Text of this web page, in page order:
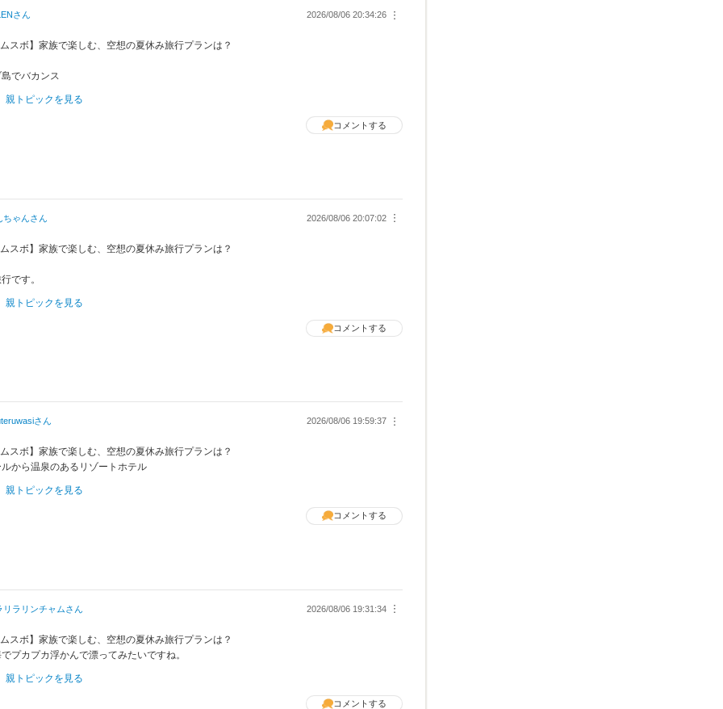
さん ︙
2026/08/06 20:34:26
スボ】家族で楽しむ、空想の夏休み旅行プランは？
でバカンス
親トピックを見る
コメントする
ちゃんさん ︙
2026/08/06 20:07:02
スボ】家族で楽しむ、空想の夏休み旅行プランは？
です。
親トピックを見る
コメントする
さん ︙
2026/08/06 19:59:37
スボ】家族で楽しむ、空想の夏休み旅行プランは？
ルから温泉のあるリゾートホテル
親トピックを見る
コメントする
リラリンチャムさん ︙
2026/08/06 19:31:34
スボ】家族で楽しむ、空想の夏休み旅行プランは？
プカプカ浮かんで漂ってみたいですね。
親トピックを見る
コメントする